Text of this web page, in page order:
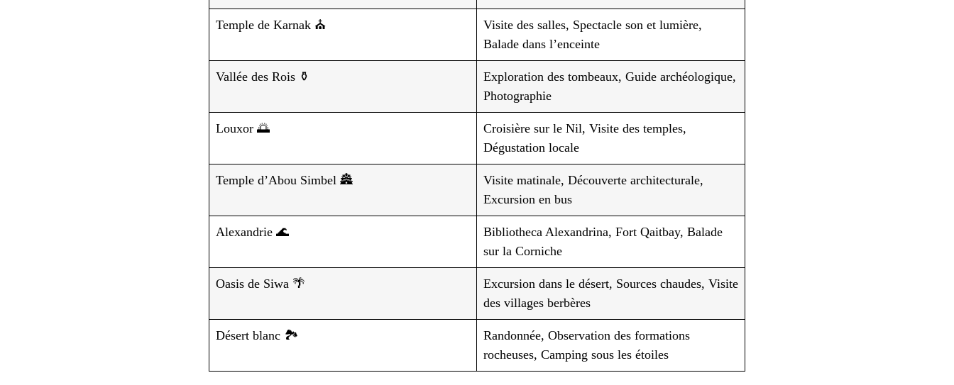
Temple de Karnak ⛪
Visite des salles, Spectacle son et lumière,
Balade dans l’enceinte
Vallée des Rois ⚱️
Exploration des tombeaux, Guide archéologique,
Photographie
Louxor 🌅
Croisière sur le Nil, Visite des temples,
Dégustation locale
Temple d’Abou Simbel 🏯
Visite matinale, Découverte architecturale,
Excursion en bus
Alexandrie 🌊
Bibliotheca Alexandrina, Fort Qaitbay, Balade
sur la Corniche
Oasis de Siwa 🌴
Excursion dans le désert, Sources chaudes, Visite
des villages berbères
Désert blanc 🏞️
Randonnée, Observation des formations
rocheuses, Camping sous les étoiles